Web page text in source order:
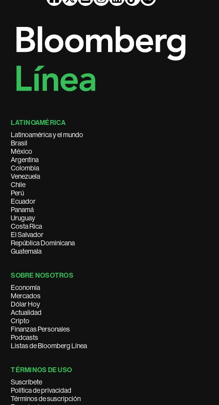
LATINOAMÉRICA
Latinoamérica y el mundo
Brasil
México
Argentina
Colombia
Venezuela
Chile
Perú
Ecuador
Panamá
Uruguay
Costa Rica
El Salvador
República Dominicana
Guatemala
SOBRE NOSOTROS
Economía
Mercados
Dólar Hoy
Actualidad
Cripto
Finanzas Personales
Podcasts
Listas de Bloomberg Línea
TÉRMINOS DE USO
Suscríbete
Política de privacidad
Términos de suscripción